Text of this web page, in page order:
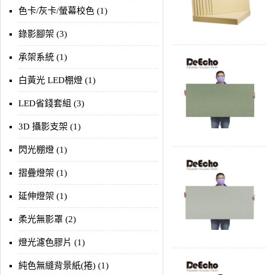
色卡/灰卡/螢幕校色 (1)
錄影腳架 (3)
承架系統 (1)
白黃光 LED棚燈 (1)
LED省錢套組 (3)
3D 攝影支架 (1)
閃光棚燈 (1)
摺疊燈架 (1)
延伸燈架 (1)
柔光無影罩 (2)
燈光濾色膠片 (1)
純色無縫背景紙(捲) (1)